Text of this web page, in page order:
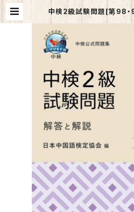
中検2級試験問題[第98
と解説 2020年版 | マイ